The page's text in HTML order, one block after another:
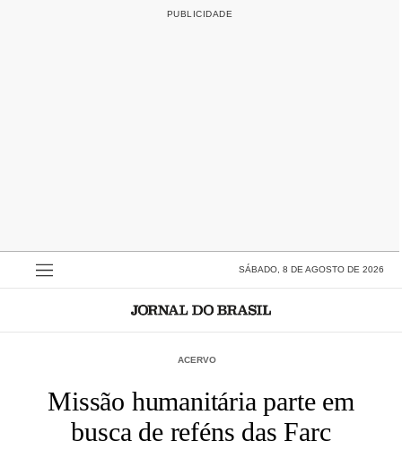
SÁBADO, 8 DE AGOSTO DE 2026
ACERVO
Missão humanitária parte em
busca de reféns das Farc